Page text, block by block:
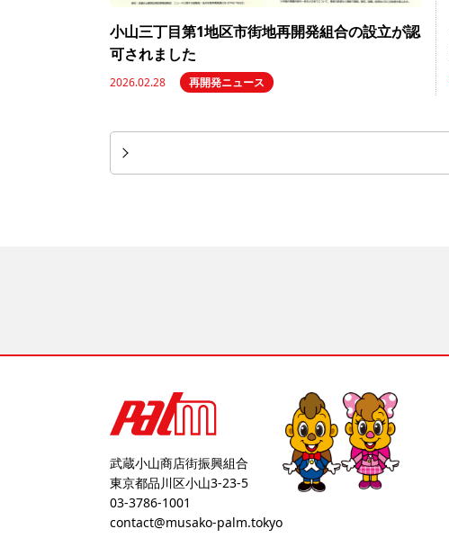
小山三丁目第1地区市街地再開発組合の設立が認
可されました
2026.02.28 再開発ニュース
武蔵小山商店街振興組合
東京都品川区小山3-23-5
03-3786-1001
contact@musako-palm.tokyo